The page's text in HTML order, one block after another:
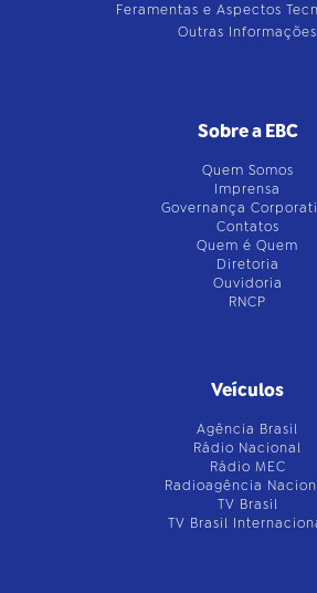
Feramentas e Aspectos
Outras Informações
Sobre a EBC
Quem Somos
Imprensa
Governança
Contatos
Quem é Quem
Diretoria
Ouvidoria
RNCP
Veículos
Agência Brasil
Rádio Nacional
Rádio MEC
Radioagência
TV Brasil
TV Brasil